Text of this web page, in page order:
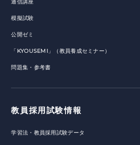
通信講座
模擬試験
公開ゼミ
「KYOUSEMI」（教員養成セミナー）
問題集・参考書
教員採用試験情報
学習法・教員採用試験データ